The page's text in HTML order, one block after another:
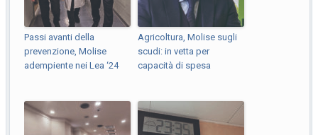
Passi avanti della
prevenzione, Molise
adempiente nei Lea ‘24
Agricoltura, Molise sugli
scudi: in vetta per
capacità di spesa